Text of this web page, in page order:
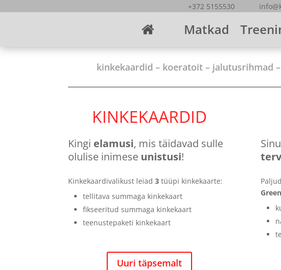
+372 5155530
Matkad
kinkekaardid – koeratoit – jalutusrihmad
KINKEKAARDID
Kingi elamusi, mis täidavad sulle
olulise inimese unistusi!
Kinkekaardivalikust leiad3 tüüpi kinkekaarte:
tellitava summaga kinkekaart
fikseeritud summaga kinkekaart
teenustepaketi kinkekaart
Uuri täpsemalt
Sinu
Paljud